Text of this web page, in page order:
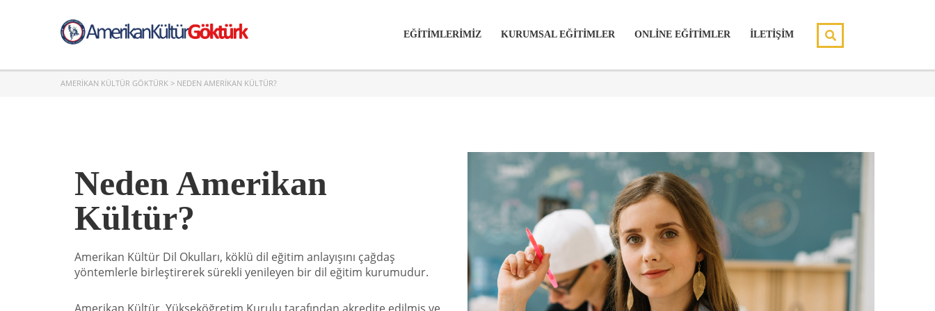
EĞİTİMLERİMİZ KURUMSAL EĞİTİMLER ONLİNE EĞİTİMLER İLETİŞİM
AMERIKAN KÜLTÜR GÖKTÜRK > NEDEN AMERIKAN KÜLTÜR?
Neden Amerikan
Kültür?
Amerikan Kültür Dil Okulları, köklü dil eğitim anlayışını çağdaş
yöntemlerle birleştirerek sürekli yenileyen bir dil eğitim kurumudur.